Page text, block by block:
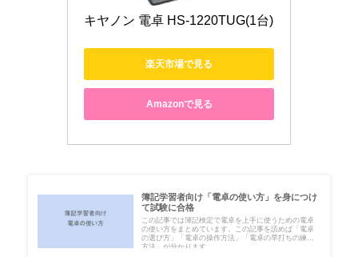
キヤノン 電卓 HS-1220TUG(1台)
楽天市場で見る
Amazonで見る
簿記学習者向け「電卓の使い方」を身につけ
て試験に合格
この記事では簿記検定で電卓を上手に使うための電卓
の使い方をまとめています。この記事を読めば「電卓
の選び方」「電卓の操作方法」「電卓の早打ちの練習
方法」が分かります。